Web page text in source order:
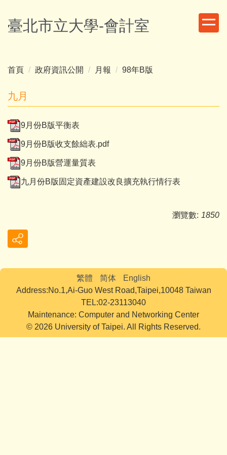
到
主
容
臺北市立大學-會計室
首頁 政府資訊公開 月報 98年B版
九月
9月份B版平衡表
9月份B版收支餘絀表.pdf
9月份B版營運量質表
九月份B版固定資產建設改良擴充執行情行表
瀏覽數: 1850
繁體 简体
English
Address:No.1,Ai-Guo West Road,Taipei,10048 Taiwan
TEL:02-23113040
Maintenance: Computer and Networking Center
© 2026 University of Taipei. All Rights Reserved.